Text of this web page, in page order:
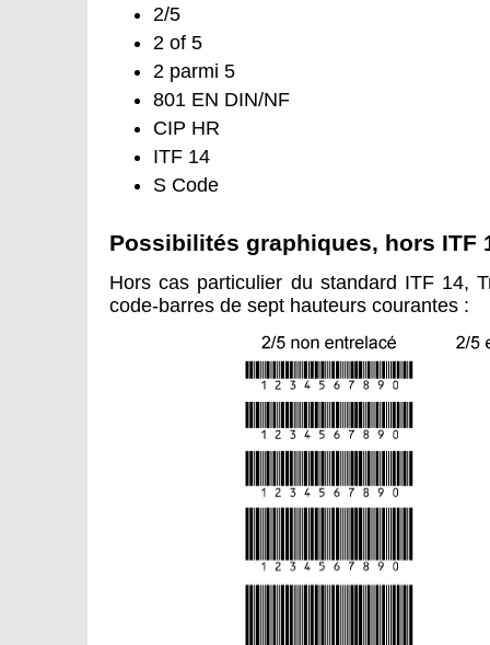
2/5
2 of 5
2 parmi 5
801 EN DIN/NF
CIP HR
ITF 14
S Code
Possibilités graphiques, hors ITF
Hors cas particulier du standard ITF 14,
code-barres de sept hauteurs courantes :